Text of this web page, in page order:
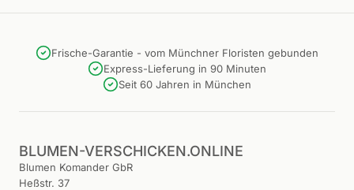
Frische-Garantie - vom Münchner Floristen gebunden
Express-Lieferung in 90 Minuten
Seit 60 Jahren in München
BLUMEN-VERSCHICKEN.ONLINE
Blumen Komander GbR
Heßstr. 37